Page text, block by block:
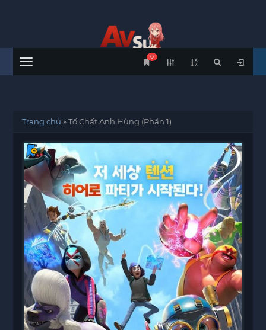
Menu
0
Trang chủ »Tố Chất Anh Hùng (Phần 1)